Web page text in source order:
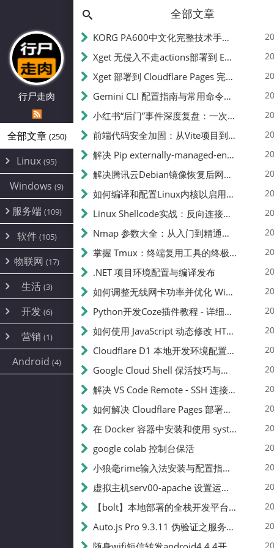
行尸走肉
全部文章 (250)
Linux (95)
Alpine
CentOS(17)
Debian(24)
ProxmoxVE
Ubuntu(7)
Windows (9)
服务端 (109)
环境配置
DD重装(3)
加速优化(34)
面板(12)
容器
游戏 (7)
饥荒(7)
云服务商(4)
WEB源码(6)
建站(5)
软件 (105)
安全(12)
办公(4)
图片 (2)
文件
系统 (35)
AI(10)
物联网 (17)
路由器
随身wifi(1)
mobile(14)
刷机
magisk
生活 (3)
线报
sim卡(1)
开发 (6)
编译
JavaScript(2)
python(2)
营销 (1)
公关(1)
SEO(1)
Android (4)
全部文章
KORG PA600中文化完整技术手册 - 从逆向到实现的全流程指南
Xget 无侵入不走actions部署到 EdgeOne Pages 指南
Xget 部署到 Cloudflare Pages 完整指南 - 无需修改源码的构建配置
Gemini CLI 配置指南与常用命令中文翻译 | API Key、MCP、代理设置
小红书“后门”事件深度复盘：一次沉默危机下的品牌、技术与流程三重考验
前端代码安全加固：从Vite项目到纯静态页面的深度混淆技术备忘
解决 Pip externally-managed-environment 错误：临时与永久绕过方案
解决腾讯云Debian镜像恢复后网络不通问题
如何编译和配置Linux内核以启用BBR2 | 内核编译教程
Linux Shellcode实战：反向连接、持久化、免杀技术详解（MSF,Cobalt Strike）- 从原理到C加载器实现
Nmap 参数大全：从入门到精通，掌握网络扫描的核心技巧
掌握 Tmux：终端复用工具的终极指南
.NET 项目环境配置与编译发布
如何调整无线网卡功率并优化 Wifite 的功率设置
Python开发Coze插件教程 - 详细步骤与注意事项
如何使用 JavaScript 动态修改 HTML 中的权限文本 | 前端开发教程
Cloudflare D1 本地开发环境配置指南 | CF Pages Local Development Guide
Google Cloud Shell 保活技巧与配额时间查看方法
解决 VS Code Remote - SSH 连接失败问题：从权限问题到成功启动
如何解决 Cloudflare Pages 部署中的 API Token 权限问题
在 Docker 容器中安装和使用 systemctl 的完整指南
google colab 控制台保活
小狼毫rime输入法安装与配置指南：从基础到高级自定义
虚拟主机serv00-apache 设置运行目录
【bolt】本地部署的全栈开发平台，支持本地及众多API，本地一键生成应用，部署教程
Auto.js Pro 9.3.11 伪验证之服务器接口 Nginx 版
📝
250
篇文章
✍️
231k
总字数
👥